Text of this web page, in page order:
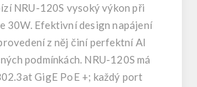
NRU-120S vysoký výkon při
30W. Efektivní design napájení
z něj činí perfektní AI
podmínkách. NRU-120S má
GigE PoE +; každý port